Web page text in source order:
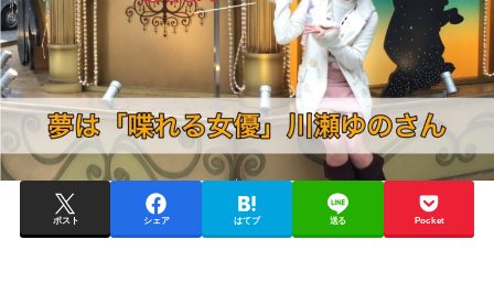
ポスト シェア はてブ 送る Pocket